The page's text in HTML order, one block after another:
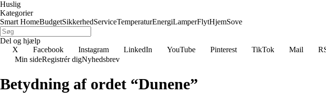
Huslig
Kategorier
Smart HomeBudgetSikkerhedServiceTemperaturEnergiLamperFlytHjemSove
Del og hjælp
X
Facebook Instagram LinkedIn YouTube Pinterest TikTok Mail
Min sideRegistrér digNyhedsbrev
Betydning af ordet “Dunene”